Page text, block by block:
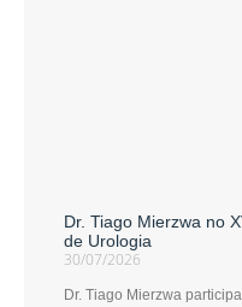
Dr. Tiago Mierzwa no
de Urologia
30/07/2026
Dr. Tiago Mierzwa